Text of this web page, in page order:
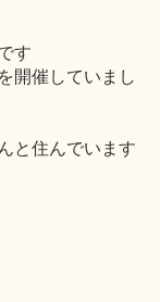
す
開催していまし
と住んでいます